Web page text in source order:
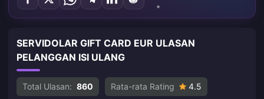
SERVIDOLAR GIFT CARD EUR ULASAN
PELANGGAN ISI ULANG
Total Ulasan: 860 Rata-rata Rating 4.5